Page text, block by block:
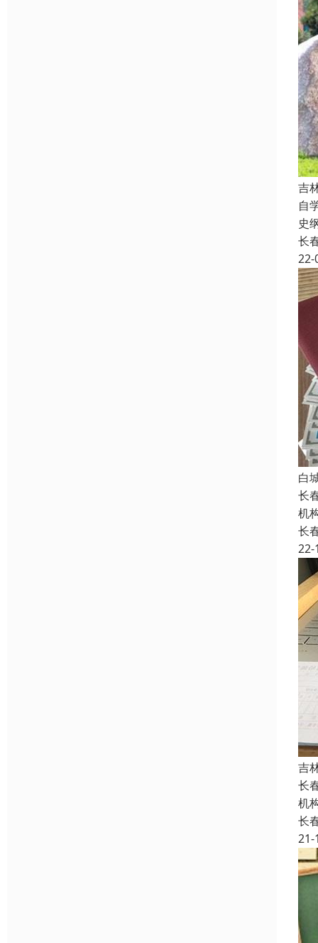
吉
自
史
长
22-
白
长
机
长
22-
吉
长
机
长
21-